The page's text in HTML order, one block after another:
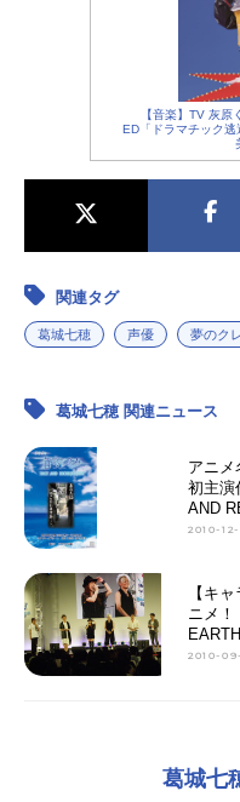
【音楽】TV 灰原
ED「ドラマチック
関連タグ
葛城七穂 声優 夢のク
葛城七穂 関連ニュース
アニメ
初主演
AND
2010-
【キ
ニメ！
2010-
葛城七